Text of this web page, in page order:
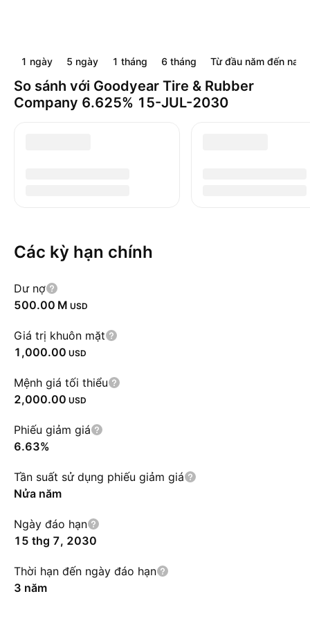
1 ngày 5 ngày 1 tháng 6 tháng Từ đầu năm đến nay
So sánh với Goodyear Tire & Rubber
Company 6.625% 15-JUL-2030
Các kỳ hạn chính
Dư nợ
‪500.00 M‬ USD
Giá trị khuôn mặt
1,000.00 USD
Mệnh giá tối thiểu
2,000.00 USD
Phiếu giảm giá
6.63%
Tần suất sử dụng phiếu giảm giá
Nửa năm
Ngày đáo hạn
15 thg 7, 2030
Thời hạn đến ngày đáo hạn
3 năm